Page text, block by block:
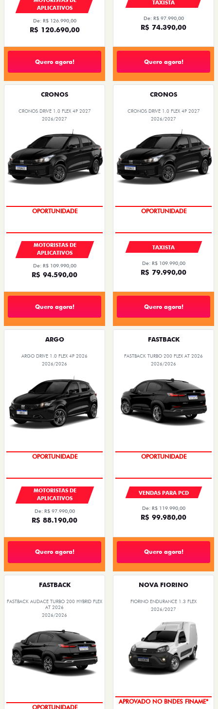
APLICATIVOS
De: R$ 126.990,00
R$ 120.690,00
Quero agora!
TAXISTA
De: R$ 97.990,00
R$ 74.390,00
Quero agora!
CRONOS
CRONOS DRIVE 1.0 FLEX 4P 2027
2026/2027
OPORTUNIDADE
MOTORISTAS DE
APLICATIVOS
De: R$ 109.990,00
R$ 94.590,00
Quero agora!
CRONOS
CRONOS DRIVE 1.0 FLEX 4P 2027
2026/2027
OPORTUNIDADE
TAXISTA
De: R$ 109.990,00
R$ 79.990,00
Quero agora!
ARGO
ARGO DRIVE 1.0 FLEX 4P 2026
2026/2026
OPORTUNIDADE
MOTORISTAS DE
APLICATIVOS
De: R$ 97.990,00
R$ 88.190,00
Quero agora!
FASTBACK
FASTBACK TURBO 200 FLEX AT 2026
2026/2026
OPORTUNIDADE
VENDAS PARA PCD
De: R$ 119.990,00
R$ 99.980,00
Quero agora!
FASTBACK
FASTBACK AUDACE TURBO 200 HYBRID FLEX
AT 2026
2026/2026
OPORTUNIDADE
NOVA FIORINO
FIORINO ENDURANCE 1.3 FLEX
2026/2027
APROVADO NO BNDES FINAME*